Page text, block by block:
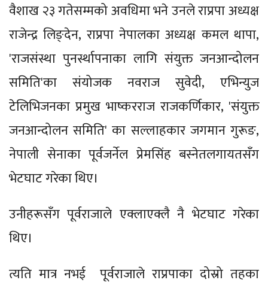
वैशाख २३ गतेसम्मको अवधिमा भने उनले राप्रपा अध्यक्ष
राजेन्द्र लिङ्देन, राप्रपा नेपालका अध्यक्ष कमल थापा,
'राजसंस्था पुनर्स्थापनाका लागि संयुक्त जनआन्दोलन
समिति'का संयोजक नवराज सुवेदी, एभिन्युज
टेलिभिजनका प्रमुख भाष्करराज राजकर्णिकार, 'संयुक्त
जनआन्दोलन समिति' का सल्लाहकार जगमान गुरूङ,
नेपाली सेनाका पूर्वजर्नेल प्रेमसिंह बस्नेतलगायतसँग
भेटघाट गरेका थिए।
उनीहरूसँग पूर्वराजाले एक्लाएक्लै नै भेटघाट गरेका
थिए।
त्यति मात्र नभई पूर्वराजाले राप्रपाका दोस्रो तहका